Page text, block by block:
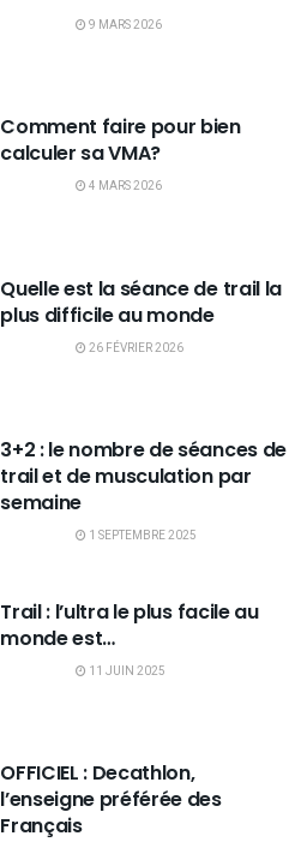
9 MARS 2026
Comment faire pour bien
calculer sa VMA?
4 MARS 2026
Quelle est la séance de trail la
plus difficile au monde
26 FÉVRIER 2026
3+2 : le nombre de séances de
trail et de musculation par
semaine
1 SEPTEMBRE 2025
Trail : l’ultra le plus facile au
monde est…
11 JUIN 2025
OFFICIEL : Decathlon,
l’enseigne préférée des
Français